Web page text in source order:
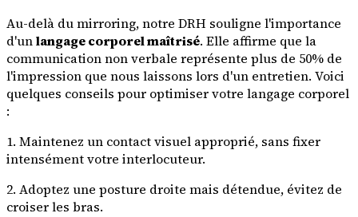
Au-delà du mirroring, notre DRH souligne l'importance
d'unlangage corporel maîtrisé. Elle affirme que la
communication non verbale représente plus de 50% de
l'impression que nous laissons lors d'un entretien. Voici
quelques conseils pour optimiser votre langage corporel
:
1. Maintenez un contact visuel approprié, sans fixer
intensément votre interlocuteur.
2. Adoptez une posture droite mais détendue, évitez de
croiser les bras.